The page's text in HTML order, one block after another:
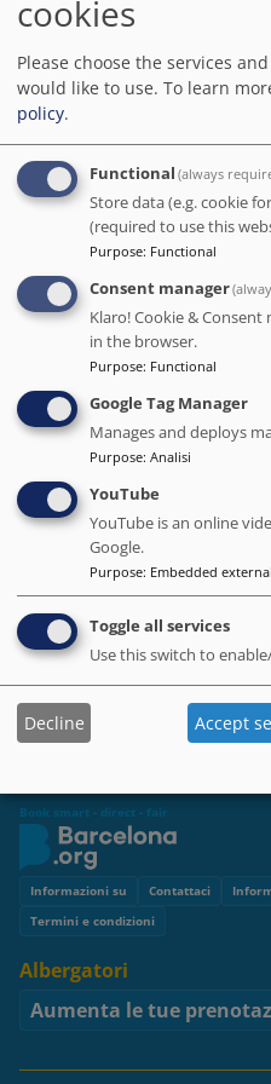
Perché Prenotare
Ecco perché prenotare
ha senso:
Prezzi migliori- Gli
che paghi va
intermediari.
Servizio
esperienze su misura.
Condizioni flessibili
upgrade più semplici.
Sostegno alle
prenotazione diretta
indipendenti e
dove va il tuo
accolgono.
Prenotare direttamente
intelligente. È una scelta
Book smart - direct - fair
Footer
Informazioni su Contattaci
Termini e condizioni
Albergatori
Aumenta le tue
cookies
Please choose the services
would like to use. To learn
policy.
Functional (always
Store data (e.g. cookie
(required to use this
Purpose: Functional
Consent manager
Klaro! Cookie &
in the browser.
Purpose: Functional
Google Tag Manager
Manages and deploys
Purpose: Analisi
YouTube
YouTube is an online
Google.
Purpose: Embedded
Toggle all services
Use this switch to
Decline Accept